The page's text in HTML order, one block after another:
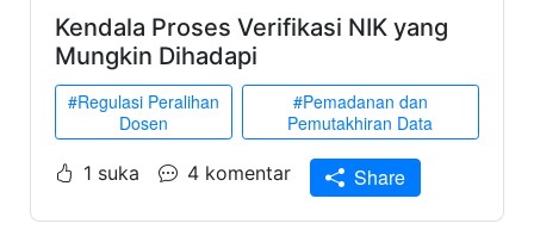
Kendala Proses Verifikasi NIK yang
Mungkin Dihadapi
#Regulasi Peralihan
Dosen
#Pemadanan dan
Pemutakhiran Data
1 suka 4 komentar Share